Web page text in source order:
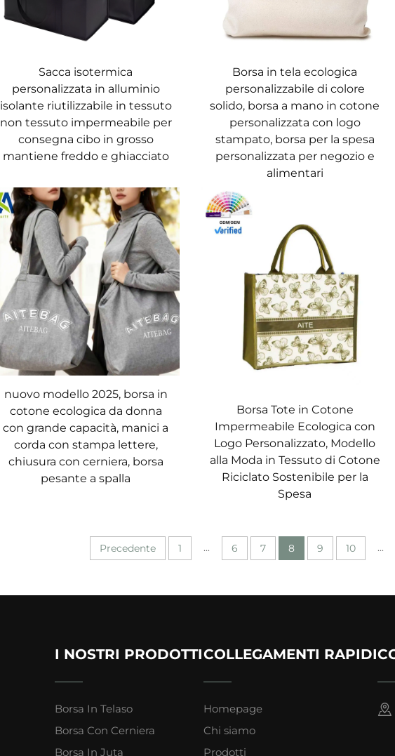
Sacca isotermica
personalizzata in alluminio
isolante riutilizzabile in tessuto
non tessuto impermeabile per
consegna cibo in grosso
mantiene freddo e ghiacciato
Borsa in tela ecologica
personalizzabile di colore
solido, borsa a mano in cotone
personalizzata con logo
stampato, borsa per la spesa
personalizzata per negozio e
alimentari
nuovo modello 2025, borsa in
cotone ecologica da donna
con grande capacità, manici a
corda con stampa lettere,
chiusura con cerniera, borsa
pesante a spalla
Borsa Tote in Cotone
Impermeabile Ecologica con
Logo Personalizzato, Modello
alla Moda in Tessuto di Cotone
Riciclato Sostenibile per la
Spesa
Precedente 1 ... 6 7 8 9 10 ...
I NOSTRI PRODOTTI
Borsa In Telaso
Borsa Con Cerniera
Borsa In Juta
COLLEGAMENTI RAPIDI
Homepage
Chi siamo
Prodotti